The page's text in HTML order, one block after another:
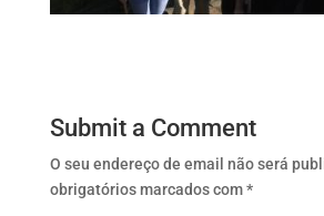
Submit a Comment
O seu endereço de email não será
obrigatórios marcados com*